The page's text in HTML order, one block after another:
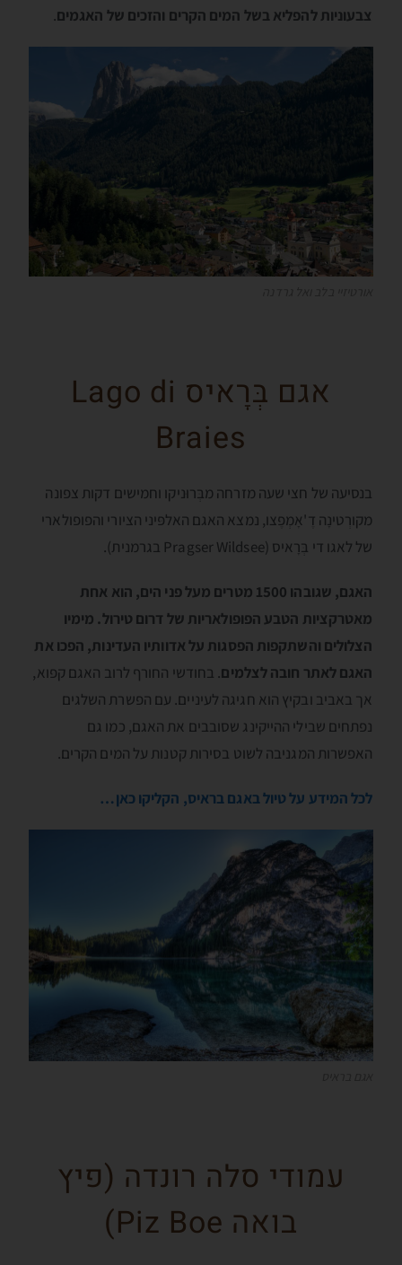
צבעוניות להפליא בשל המים הקרים והזכים של האגמים.
אגם בְּרָאיס Lago di
Braies
בנסיעה של חצי שעה מזרחה מבְּרוּניקו וחמישים דקות צפונה
מקורְטינָה דֶ'אָמְפֶצו, נמצא האגם האלפּיני הציורי והפופולארי
של לאגו די בְּרָאיס (Pragser Wildsee בגרמנית).
האגם, שגובהו 1500 מטרים מעל פני הים, הוא אחת
מאטרקציות הטבע הפופולאריות של דרום טירול. מימיו
הצלולים והשתקפות הפסגות על אדוותיו העדינות, הפכו את
האגם לאתר חובה לצלמים. בחודשי החורף לרוב האגם קפוא,
אך באביב ובקיץ הוא חגיגה לעיניים. עם הפשרת השלגים
נפתחים שבילי ההייקינג שסובבים את האגם, כמו גם
האפשרות המגניבה לשוט בסירות קטנות על המים הקרים.
לכל המידע על טיול באגם בראיס, הקליקו כאן…
עמודי סלה רונדה (פיץ
בואה Piz Boe)